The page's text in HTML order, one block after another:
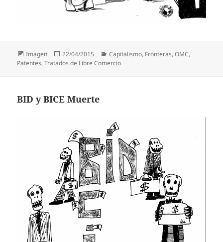
Formato
Imagen
Publicado
el
22/04/2015 Categorías
Capitalismo, Fronteras,OMC,
Patentes,Tratados de Libre Comercio
BID y BICE Muerte